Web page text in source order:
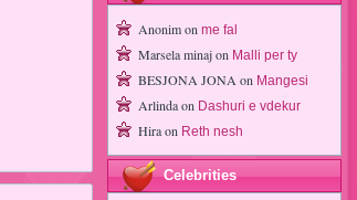
Anonimon me fal
Marsela minajon Malli per ty
BESJONA JONA on Mangesi
Arlindaon Dashuri e vdekur
Hiraon Reth nesh
Celebrities